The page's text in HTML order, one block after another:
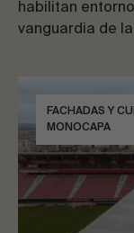
habilitan
vanguardia de
FACHADAS Y
MONOCAPA